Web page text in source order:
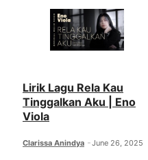
Lirik Lagu Rela Kau
Tinggalkan Aku | Eno
Viola
Clarissa Anindya June 26, 2025